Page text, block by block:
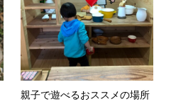
親子で遊べるおススメの場所